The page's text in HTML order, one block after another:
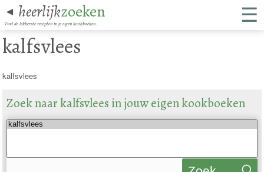
◄ heerlijkzoeken
Vind de lekkerste recepten in je eigen kookboeken. ☰
kalfsvlees
kalfsvlees
Zoek naar kalfsvlees in jouw eigen kookboeken